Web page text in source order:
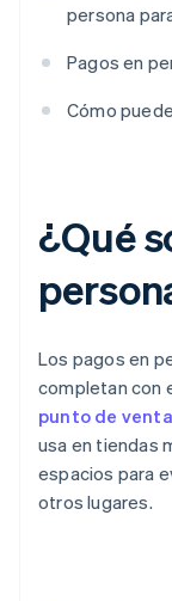
persona
Pagos en
Cómo
¿Qué
Los pagos en
completan con
punto de
usa en tiendas
espacios para
otros lugares.